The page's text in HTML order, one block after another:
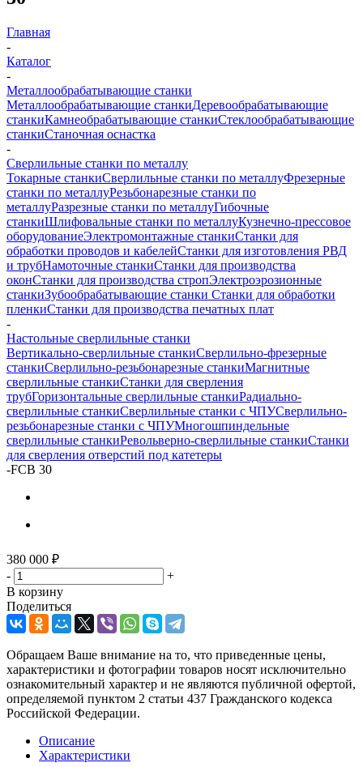
Главная
-
Каталог
-
Металлообрабатывающие станки
Металлообрабатывающие станкиДеревообрабатывающие
станкиКамнеобрабатывающие станкиСтеклообрабатывающие
станкиСтаночная оснастка
-
Сверлильные станки по металлу
Токарные станкиСверлильные станки по металлуФрезерные
станки по металлуРезьбонарезные станки по
металлуРазрезные станки по металлуГибочные
станкиШлифовальные станки по металлуКузнечно-прессовое
оборудованиеЭлектромонтажные станкиСтанки для
обработки проводов и кабелейСтанки для изготовления РВД
и трубНамоточные станкиСтанки для производства
оконСтанки для производства стропЭлектроэрозионные
станкиЗубообрабатывающие станки Станки для обработки
пленкиСтанки для производства печатных плат
-
Настольные сверлильные станки
Вертикально-сверлильные станкиСверлильно-фрезерные
станкиСверлильно-резьбонарезные станкиМагнитные
сверлильные станкиСтанки для сверления
трубГоризонтальные сверлильные станкиРадиально-
сверлильные станкиСверлильные станки с ЧПУСверлильно-
резьбонарезные станки с ЧПУМногошпиндельные
сверлильные станкиРевольверно-сверлильные станкиСтанки
для сверления отверстий под катетеры
-FCB 30
380 000 ₽
-
+
В корзину
Поделиться
Обращаем Ваше внимание на то, что приведенные цены,
характеристики и фотографии товаров носят исключительно
ознакомительный характер и не являются публичной офертой,
определяемой пунктом 2 статьи 437 Гражданского кодекса
Российской Федерации.
Описание
Характеристики